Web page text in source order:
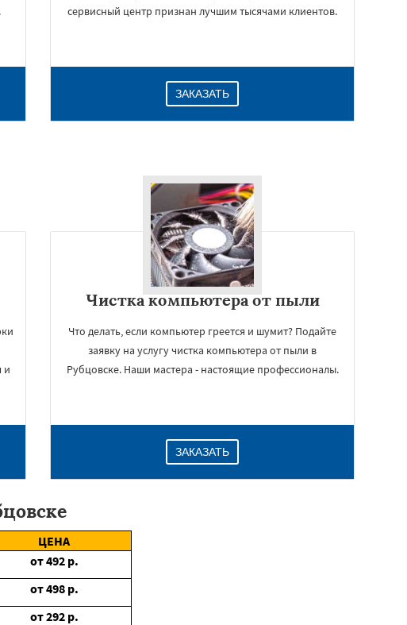
сервисный центр признан лучшим тысячами клиентов.
ЗАКАЗАТЬ
и
Чистка компьютера от пыли
Что делать, если компьютер греется и шумит? Подайте
заявку на услугу чистка компьютера от пыли в
Рубцовске. Наши мастера - настоящие профессионалы.
ЗАКАЗАТЬ
ЦЕНА
от492 р.
от498 р.
от292 р.